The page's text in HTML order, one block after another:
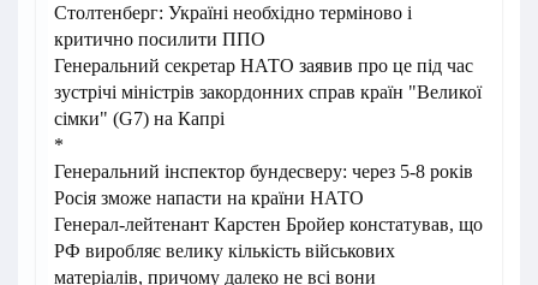
Столтенберг: Україні необхідно терміново і
критично посилити ППО
Генеральний секретар НАТО заявив про це під час
зустрічі міністрів закордонних справ країн "Великої
сімки" (G7) на Капрі
*
Генеральний інспектор бундесверу: через 5-8 років
Росія зможе напасти на країни НАТО
Генерал-лейтенант Карстен Бройер констатував, що
РФ виробляє велику кількість військових
матеріалів, причому далеко не всі вони